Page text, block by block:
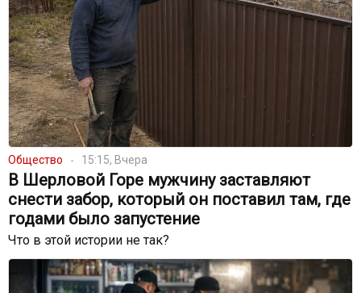
Общество 15:15, Вчера
В Шерловой Горе мужчину заставляют
снести забор, который он поставил там, где
годами было запустение
Что в этой истории не так?